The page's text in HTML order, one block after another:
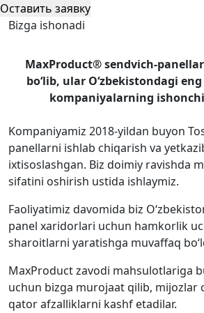
Оставить заявку
Bizga ishonadi
MaxProduct® sendvich-
bo‘lib, ular O‘zbekistondagi
kompaniyalarning
Kompaniyamiz 2018-yildan buyon
panellarni ishlab chiqarish va
ixtisoslashgan. Biz doimiy ravishda
sifatini oshirish ustida ishlaymiz.
Faoliyatimiz davomida biz
panel xaridorlari uchun hamkorlik
sharoitlarni yaratishga muvaffaq
MaxProduct zavodi mahsulotlariga
uchun bizga murojaat qilib, mijozlar
qator afzalliklarni kashf etadilar.